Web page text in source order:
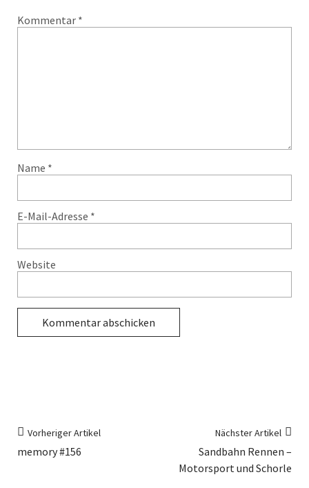
Kommentar *
Name *
E-Mail-Adresse *
Website
Vorheriger Artikel
memory #156
Nächster Artikel
Sandbahn Rennen –
Motorsport und Schorle